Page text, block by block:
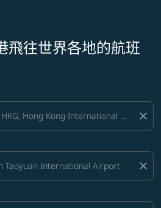
飛往世界各地的航班
close
close